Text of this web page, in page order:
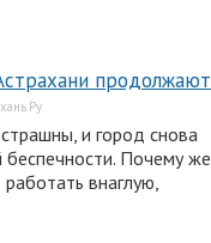
продолжают
и город снова
беспечности. Почему же
внаглую,